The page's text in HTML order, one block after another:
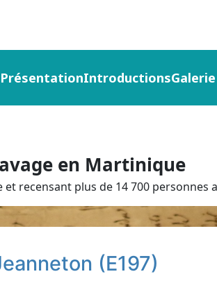
PrésentationIntroductionsGalerie
en Martinique
recensant plus de 14 700
(E197)